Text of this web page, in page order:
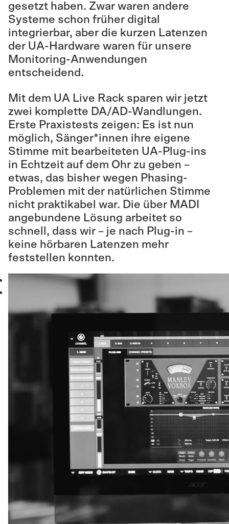
gesetzt haben. Zwar waren andere
Systeme schon früher digital
integrierbar, aber die kurzen Latenzen
der UA-Hardware waren für unsere
Monitoring-Anwendungen
entscheidend.
Mit dem UA Live Rack sparen wir jetzt
zwei komplette DA/AD-Wandlungen.
Erste Praxistests zeigen: Es ist nun
möglich, Sänger*innen ihre eigene
Stimme mit bearbeiteten UA-Plug-ins
in Echtzeit auf dem Ohr zu geben –
etwas, das bisher wegen Phasing-
Problemen mit der natürlichen Stimme
nicht praktikabel war. Die über MADI
angebundene Lösung arbeitet so
schnell, dass wir – je nach Plug-in –
keine hörbaren Latenzen mehr
feststellen konnten.